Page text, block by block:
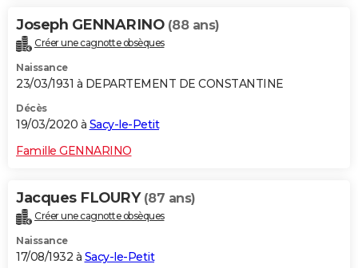
Joseph GENNARINO (88 ans)
Créer une cagnotte obsèques
Naissance
23/03/1931 à DEPARTEMENT DE CONSTANTINE
Décès
19/03/2020 à Sacy-le-Petit
Famille GENNARINO
Jacques FLOURY (87 ans)
Créer une cagnotte obsèques
Naissance
17/08/1932 à Sacy-le-Petit